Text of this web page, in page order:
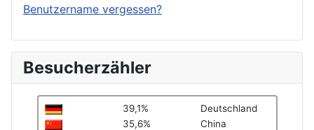
Benutzername vergessen?
Besucherzähler
39,1%
Deutschland
35,6%
China